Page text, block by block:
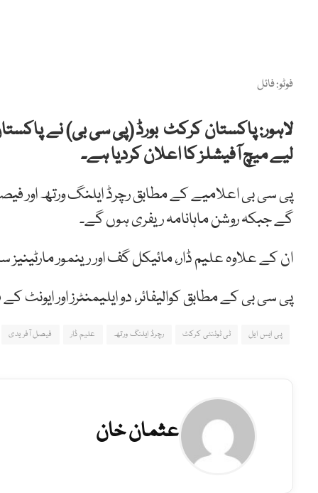
فوٹو: فائل
لاہور: پاکستان کرکٹ بورڈ (پی سی بی) نے
لیے میچ آفیشلز کا اعلان کردیا ہے۔
پی سی بی اعلامیے کے مطابق رچرڈ ایلنگ ورتھ اور
گے جبکہ روشن ماہانامہ ریفری ہوں گے۔
ان کے علاوہ علیم ڈار، مائیکل گف اور رینمور مارٹینیز سمیت 15 امپائرز اور آفیشلز پینل
پی سی بی کے مطابق کوالیفائر، دو ایلیمنٹرز اور
پی ایس ایل ٹی ٹوئنٹی کرکٹ رچرڈ ایلنگ ورتھ علیم ڈار فیصل آفریدی
عثمان خان